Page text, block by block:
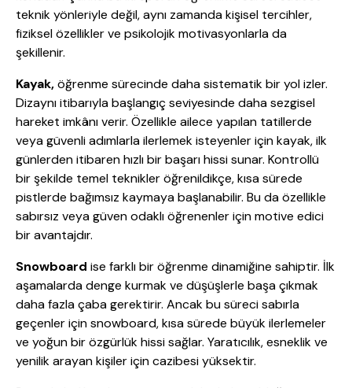
teknik yönleriyle değil, aynı zamanda kişisel tercihler,
fiziksel özellikler ve psikolojik motivasyonlarla da
şekillenir.
Kayak,öğrenme sürecinde daha sistematik bir yol izler.
Dizaynı itibarıyla başlangıç seviyesinde daha sezgisel
hareket imkânı verir. Özellikle ailece yapılan tatillerde
veya güvenli adımlarla ilerlemek isteyenler için kayak, ilk
günlerden itibaren hızlı bir başarı hissi sunar. Kontrollü
bir şekilde temel teknikler öğrenildikçe, kısa sürede
pistlerde bağımsız kaymaya başlanabilir. Bu da özellikle
sabırsız veya güven odaklı öğrenenler için motive edici
bir avantajdır.
Snowboard ise farklı bir öğrenme dinamiğine sahiptir. İlk
aşamalarda denge kurmak ve düşüşlerle başa çıkmak
daha fazla çaba gerektirir. Ancak bu süreci sabırla
geçenler için snowboard, kısa sürede büyük ilerlemeler
ve yoğun bir özgürlük hissi sağlar. Yaratıcılık, esneklik ve
yenilik arayan kişiler için cazibesi yüksektir.